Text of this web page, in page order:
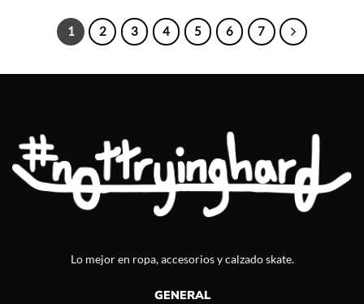
1 2 3 4 5 6 7
Lo mejor en ropa, accesorios y calzado skate.
GENERAL